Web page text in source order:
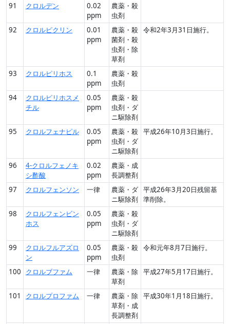
91
クロルデン
0.02
ppm
農薬・殺
虫剤
92
クロルピクリン
0.01
ppm
農薬・殺
菌剤・殺
虫剤・除
草剤
令和2年3月31日施行。
93 クロルピリホス
0.1
ppm
農薬・殺
虫剤
94
クロルピリホスメ
チル
0.05
ppm
農薬・殺
虫剤・ダ
ニ駆除剤
95
クロルフェナピル
0.05
ppm
農薬・殺
虫剤・ダ
ニ駆除剤
平成26年10月3日施行。
96
4-クロルフェノキ
シ酢酸
0.02
ppm
農薬・成
長調整剤
97
クロルフェンソン 一律
農薬・ダ
ニ駆除剤
平成26年3月20日残留基
準削除。
98
クロルフェンビン
ホス
0.05
ppm
農薬・殺
虫剤・ダ
ニ駆除剤
99
クロルフルアズロ
ン
0.05
ppm
農薬・殺
虫剤
令和元年8月7日施行。
100 クロルブファム 一律
農薬・除
草剤
平成27年5月17日施行。
101 クロルプロファム 一律
農薬・除
草剤・成
長調整剤
平成30年1月18日施行。